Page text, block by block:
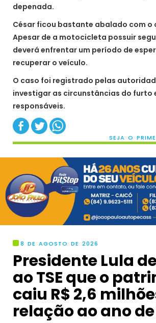
depenada.
César ficou bastante abalado com o
Apesar de a motocicleta possuir
deverá enfrentar um período de
recuperar o veículo.
O caso foi registrado pelas
investigar as circunstâncias do furto
responsáveis.
SEJA O
8 DE AGOSTO DE 2026
Presidente Lula
ao TSE que o
caiu R$ 2,6
relação ao ano de